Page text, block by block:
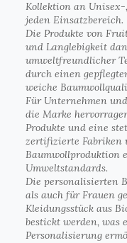
Kollektion an
jeden Einsatzbereich.
Die Produkte von
und Langlebigkeit
umweltfreundlicher
durch einen
weiche
Für Unternehmen
die Marke
Produkte und eine
zertifizierte Fabriken
Baumwollproduktion
Umweltstandards.
Die personalisierten
als auch für Frauen
Kleidungsstück aus
bestickt werden, was
Personalisierung